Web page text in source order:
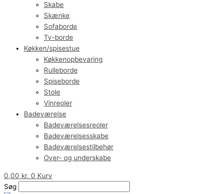
Skabe
Skænke
Sofaborde
Tv-borde
Køkken/spisestue
Køkkenopbevaring
Rulleborde
Spiseborde
Stole
Vinreoler
Badeværelse
Badeværelsesreoler
Badeværelsesskabe
Badeværelsestilbehør
Over- og underskabe
0,00 kr. 0 Kurv
Søg